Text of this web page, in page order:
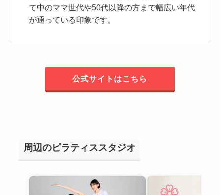
て中のママ世代や50代以降の方まで幅広い年代
が通っている印象です。
公式サイトはこちら
周辺のピラティススタジオ